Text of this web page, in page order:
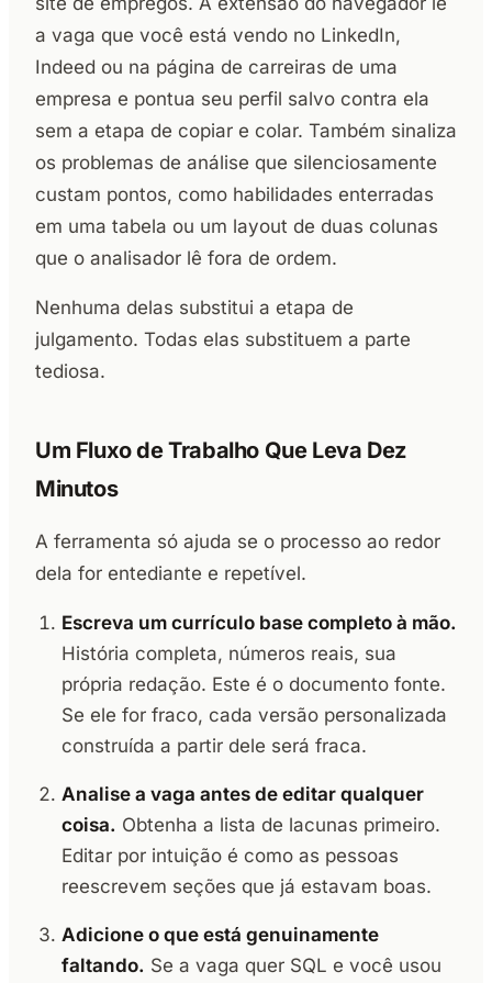
a vaga que você está vendo no LinkedIn,
Indeed ou na página de carreiras de uma
empresa e pontua seu perfil salvo contra ela
sem a etapa de copiar e colar. Também sinaliza
os problemas de análise que silenciosamente
custam pontos, como habilidades enterradas
em uma tabela ou um layout de duas colunas
que o analisador lê fora de ordem.
Nenhuma delas substitui a etapa de
julgamento. Todas elas substituem a parte
tediosa.
Um Fluxo de Trabalho Que Leva Dez
Minutos
A ferramenta só ajuda se o processo ao redor
dela for entediante e repetível.
Escreva um currículo base completo à mão.
História completa, números reais, sua
própria redação. Este é o documento fonte.
Se ele for fraco, cada versão personalizada
construída a partir dele será fraca.
Analise a vaga antes de editar qualquer
coisa. Obtenha a lista de lacunas primeiro.
Editar por intuição é como as pessoas
reescrevem seções que já estavam boas.
Adicione o que está genuinamente
faltando. Se a vaga quer SQL e você usou